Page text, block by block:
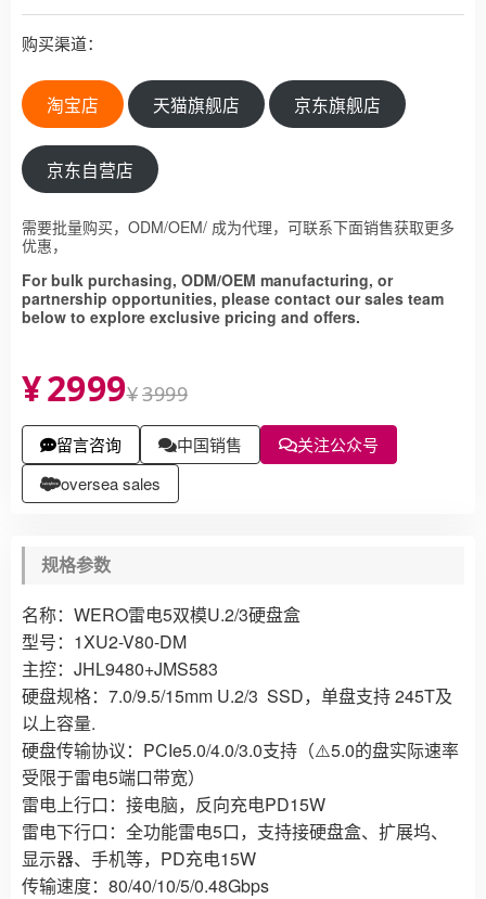
购买渠道：
淘宝店 天猫旗舰店 京东旗舰店
京东自营店
需要批量购买，ODM/OEM/ 成为代理，可联系下面销售获取更多
优惠，
For bulk purchasing, ODM/OEM manufacturing, or
partnership opportunities, please contact our sales team
below to explore exclusive pricing and offers.
¥2999¥3999
留言咨询 中国销售
关注公众号
oversea sales
规格参数
名称：WERO雷电5双模U.2/3硬盘盒
型号：1XU2-V80-DM
主控：JHL9480+JMS583
硬盘规格：7.0/9.5/15mm U.2/3 SSD，单盘支持 245T及
以上容量.
硬盘传输协议：PCIe5.0/4.0/3.0支持（⚠️5.0的盘实际速率
受限于雷电5端口带宽）
雷电上行口：接电脑，反向充电PD15W
雷电下行口：全功能雷电5口，支持接硬盘盒、扩展坞、
显示器、手机等，PD充电15W
传输速度：80/40/10/5/0.48Gbps